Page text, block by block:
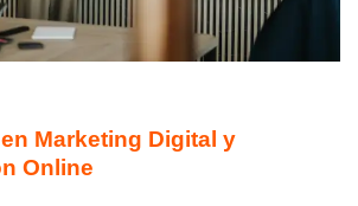
Marketing Digital y
Online